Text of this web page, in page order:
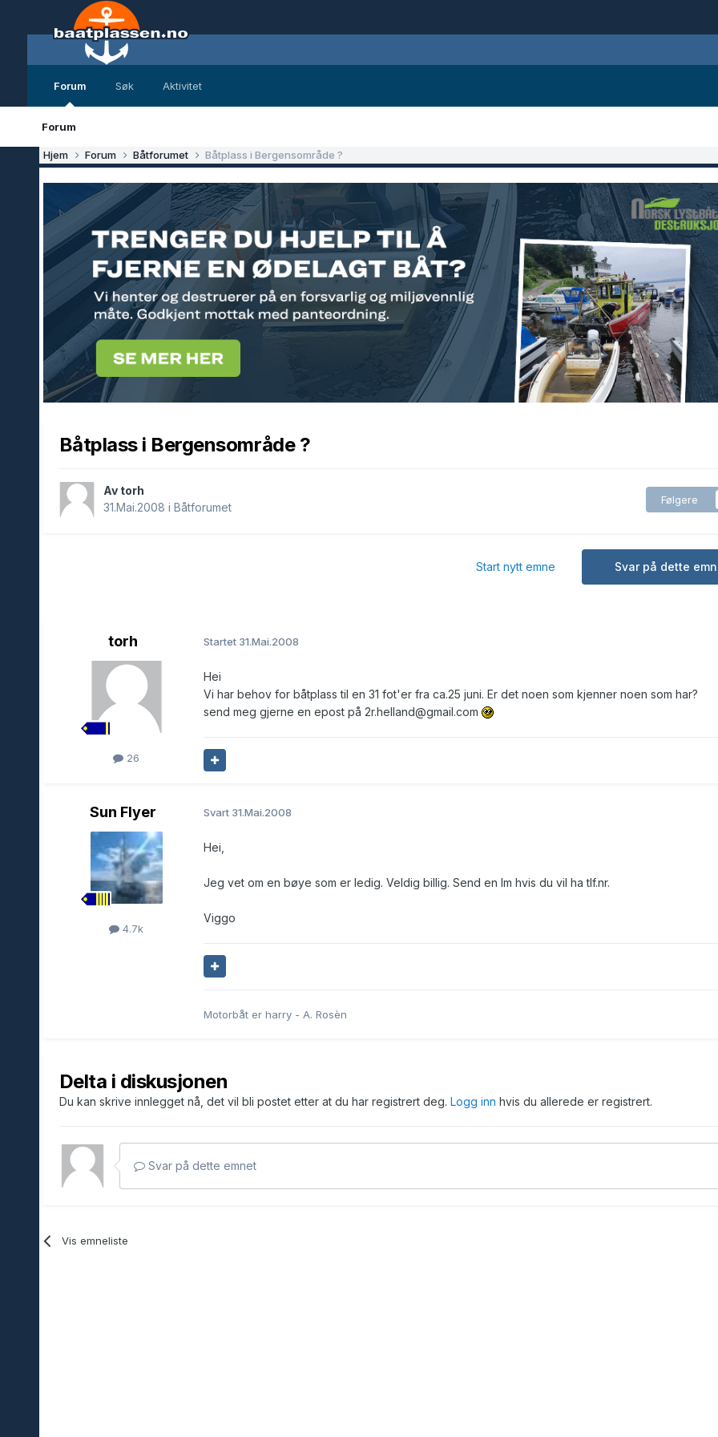
Forum
Forum
Søk Aktivitet
Hjem Forum Båtforumet Båtplass i Bergensområde ?
Båtplass i Bergensområde ?
Av torh
31.Mai.2008 i Båtforumet
Følgere
Svar på dette
Start nytt emne
torh
26
Startet 31.Mai.2008
Hei
Vi har behov for båtplass til en 31 fot'er fra ca.25 juni. Er det noen som kjenner noen som har?
send meg gjerne en epost på 2r.helland@gmail.com
Sun Flyer
4.7k
Svart 31.Mai.2008
Hei,
Jeg vet om en bøye som er ledig. Veldig billig. Send en Im hvis du vil ha tlf.nr.
Viggo
Motorbåt er harry - A. Rosèn
Delta i diskusjonen
Du kan skrive innlegget nå, det vil bli postet etter at du har registrert deg. Logg inn hvis du allerede er registrert.
Svar på dette emnet
Vis emneliste